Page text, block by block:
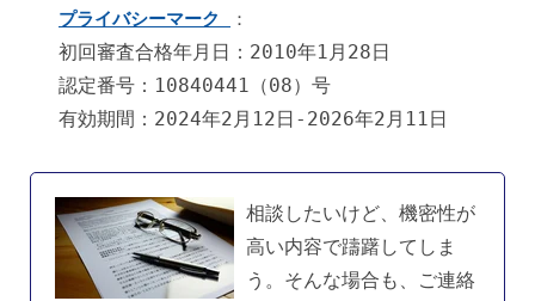
プライバシーマーク ：
初回審査合格年月日：2010年1月28日
認定番号：10840441（08）号
有効期間：2024年2月12日-2026年2月11日
相談したいけど、機密性が
高い内容で躊躇してしま
う。そんな場合も、ご連絡